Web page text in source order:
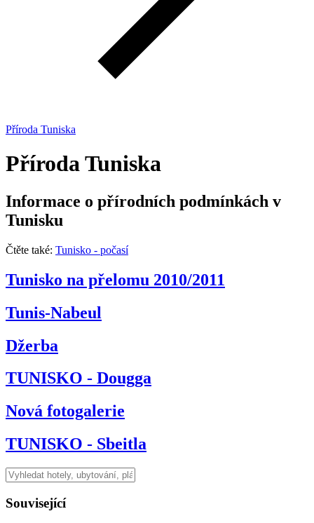
Příroda Tuniska
Příroda Tuniska
Informace o přírodních podmínkách v
Tunisku
Čtěte také: Tunisko - počasí
Tunisko na přelomu 2010/2011
Tunis-Nabeul
Džerba
TUNISKO - Dougga
Nová fotogalerie
TUNISKO - Sbeitla
Související